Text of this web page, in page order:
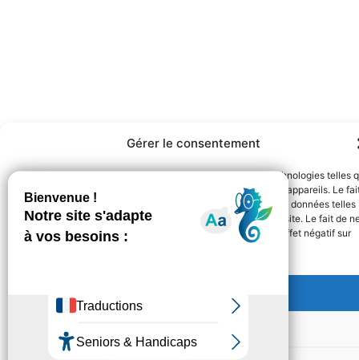
Gérer le consentement
Pour offrir les meilleures expériences, nous utilisons des technologies telles
les cookies pour stocker et/ou accéder aux informations des appareils. Le
de consentir à ces technologies nous permettra de traiter des données telles
que le comportement de navigation ou les ID uniques sur ce site. Le fait de
pas consentir ou de retirer son consentement peut avoir un effet négatif sur